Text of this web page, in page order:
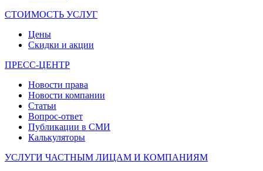
СТОИМОСТЬ УСЛУГ
Цены
Скидки и акции
ПРЕСС-ЦЕНТР
Новости права
Новости компании
Статьи
Вопрос-ответ
Публикации в СМИ
Калькуляторы
УСЛУГИ ЧАСТНЫМ ЛИЦАМ И КОМПАНИЯМ